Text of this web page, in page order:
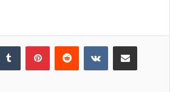
Tumblr PinterestReddit VKontakteShare via Email